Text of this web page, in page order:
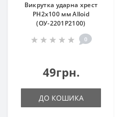
Викрутка ударна хрест
РН2х100 мм Alloid
(ОУ-2201P2100)
0
49грн.
ДО КОШИКА